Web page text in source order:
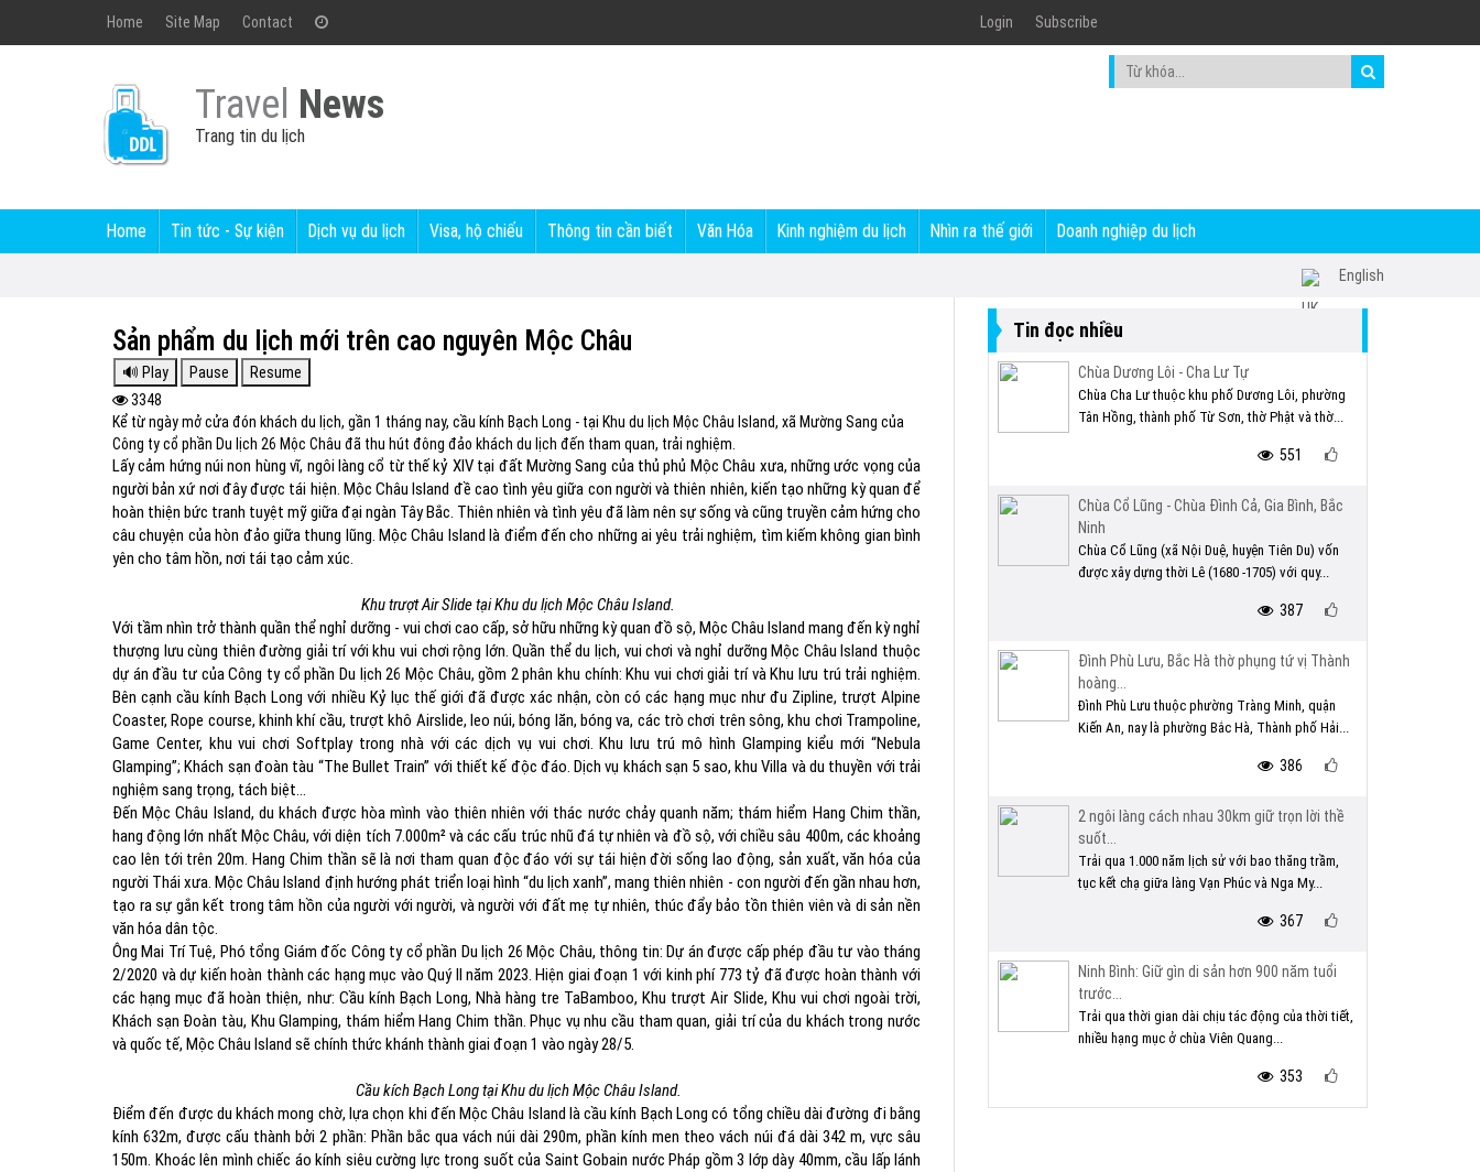
Home Site Map Contact Login Subscribe
Travel News
Trang tin du lịch
Home Tin tức - Sự kiện Dịch vụ du lịch Visa, hộ chiếu Thông tin cần biết Văn Hóa Kinh nghiệm du lịch Nhìn ra thế giới Doanh nghiệp du lịch
English
Sản phẩm du lịch mới trên cao nguyên Mộc Châu
3348
Kể từ ngày mở cửa đón khách du lịch, gần 1 tháng nay, cầu kính Bạch Long - tại Khu du lịch Mộc Châu Island, xã Mường Sang của
Công ty cổ phần Du lịch 26 Mộc Châu đã thu hút đông đảo khách du lịch đến tham quan, trải nghiệm.
Lấy cảm hứng núi non hùng vĩ, ngôi làng cổ từ thế kỷ XIV tại đất Mường Sang của thủ phủ Mộc Châu xưa, những ước vọng của
người bản xứ nơi đây được tái hiện. Mộc Châu Island đề cao tình yêu giữa con người và thiên nhiên, kiến tạo những kỳ quan để
hoàn thiện bức tranh tuyệt mỹ giữa đại ngàn Tây Bắc. Thiên nhiên và tình yêu đã làm nên sự sống và cũng truyền cảm hứng cho
câu chuyện của hòn đảo giữa thung lũng. Mộc Châu Island là điểm đến cho những ai yêu trải nghiệm, tìm kiếm không gian bình
yên cho tâm hồn, nơi tái tạo cảm xúc.
Khu trượt Air Slide tại Khu du lịch Mộc Châu Island.
Với tầm nhìn trở thành quần thể nghỉ dưỡng - vui chơi cao cấp, sở hữu những kỳ quan đồ sộ, Mộc Châu Island mang đến kỳ nghỉ
thượng lưu cùng thiên đường giải trí với khu vui chơi rộng lớn. Quần thể du lịch, vui chơi và nghỉ dưỡng Mộc Châu Island thuộc
dự án đầu tư của Công ty cổ phần Du lịch 26 Mộc Châu, gồm 2 phân khu chính: Khu vui chơi giải trí và Khu lưu trú trải nghiệm.
Bên cạnh cầu kính Bạch Long với nhiều Kỷ lục thế giới đã được xác nhận, còn có các hạng mục như đu Zipline, trượt Alpine
Coaster, Rope course, khinh khí cầu, trượt khô Airslide, leo núi, bóng lăn, bóng va, các trò chơi trên sông, khu chơi Trampoline,
Game Center, khu vui chơi Softplay trong nhà với các dịch vụ vui chơi. Khu lưu trú mô hình Glamping kiểu mới “Nebula
Glamping”; Khách sạn đoàn tàu “The Bullet Train” với thiết kế độc đáo. Dịch vụ khách sạn 5 sao, khu Villa và du thuyền với trải
nghiệm sang trọng, tách biệt...
Đến Mộc Châu Island, du khách được hòa mình vào thiên nhiên với thác nước chảy quanh năm; thám hiểm Hang Chim thần,
hang động lớn nhất Mộc Châu, với diện tích 7.000m² và các cấu trúc nhũ đá tự nhiên và đồ sộ, với chiều sâu 400m, các khoảng
cao lên tới trên 20m. Hang Chim thần sẽ là nơi tham quan độc đáo với sự tái hiện đời sống lao động, sản xuất, văn hóa của
người Thái xưa. Mộc Châu Island định hướng phát triển loại hình “du lịch xanh”, mang thiên nhiên - con người đến gần nhau hơn,
tạo ra sự gắn kết trong tâm hồn của người với người, và người với đất mẹ tự nhiên, thúc đẩy bảo tồn thiên viên và di sản nền
văn hóa dân tộc.
Ông Mai Trí Tuệ, Phó tổng Giám đốc Công ty cổ phần Du lịch 26 Mộc Châu, thông tin: Dự án được cấp phép đầu tư vào tháng
2/2020 và dự kiến hoàn thành các hạng mục vào Quý II năm 2023. Hiện giai đoạn 1 với kinh phí 773 tỷ đã được hoàn thành với
các hạng mục đã hoàn thiện, như: Cầu kính Bạch Long, Nhà hàng tre TaBamboo, Khu trượt Air Slide, Khu vui chơi ngoài trời,
Khách sạn Đoàn tàu, Khu Glamping, thám hiểm Hang Chim thần. Phục vụ nhu cầu tham quan, giải trí của du khách trong nước
và quốc tế, Mộc Châu Island sẽ chính thức khánh thành giai đoạn 1 vào ngày 28/5.
Cầu kích Bạch Long tại Khu du lịch Mộc Châu Island.
Điểm đến được du khách mong chờ, lựa chọn khi đến Mộc Châu Island là cầu kính Bạch Long có tổng chiều dài đường đi bằng
kính 632m, được cấu thành bởi 2 phần: Phần bắc qua vách núi dài 290m, phần kính men theo vách núi đá dài 342 m, vực sâu
150m. Khoác lên mình chiếc áo kính siêu cường lực trong suốt của Saint Gobain nước Pháp gồm 3 lớp dày 40mm, cầu lấp lánh
Tin đọc nhiều
Chùa Dương Lôi - Cha Lư Tự
Chùa Cha Lư thuộc khu phố Dương Lôi, phường
Tân Hồng, thành phố Từ Sơn, thờ Phật và thờ...
551
Chùa Cổ Lũng - Chùa Đình Cả, Gia Bình, Bắc
Ninh
Chùa Cổ Lũng (xã Nội Duệ, huyện Tiên Du) vốn
được xây dựng thời Lê (1680 -1705) với quy...
387
Đình Phù Lưu, Bắc Hà thờ phụng tứ vị Thành
hoàng...
Đình Phù Lưu thuộc phường Tràng Minh, quận
Kiến An, nay là phường Bắc Hà, Thành phố Hải...
386
2 ngôi làng cách nhau 30km giữ trọn lời thề
suốt...
Trải qua 1.000 năm lịch sử với bao thăng trầm,
tục kết chạ giữa làng Vạn Phúc và Nga My...
367
Ninh Bình: Giữ gìn di sản hơn 900 năm tuổi
trước...
Trải qua thời gian dài chịu tác động của thời tiết,
nhiều hạng mục ở chùa Viên Quang...
353